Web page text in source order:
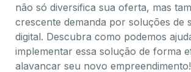
não só diversifica sua oferta, mas
crescente demanda por soluções de
digital. Descubra como podemos
implementar essa solução de forma
alavancar seu novo empreendimento!